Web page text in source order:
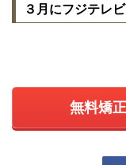
３月にフジテレ
無料矯